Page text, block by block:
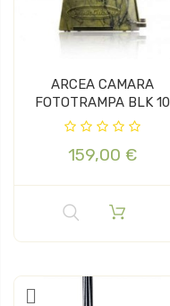
ARCEA CAMARA
FOTOTRAMPA BLK 10
159,00 €